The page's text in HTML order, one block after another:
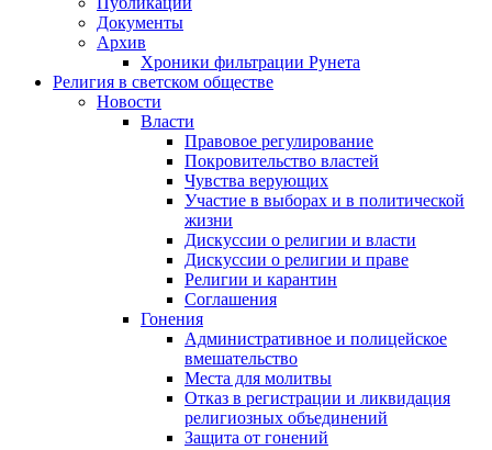
Документы
Архив
Хроники фильтрации Рунета
Религия в светском обществе
Новости
Власти
Правовое регулирование
Покровительство властей
Чувства верующих
Участие в выборах и в политической
жизни
Дискуссии о религии и власти
Дискуссии о религии и праве
Религии и карантин
Соглашения
Гонения
Административное и полицейское
вмешательство
Места для молитвы
Отказ в регистрации и ликвидация
религиозных объединений
Защита от гонений